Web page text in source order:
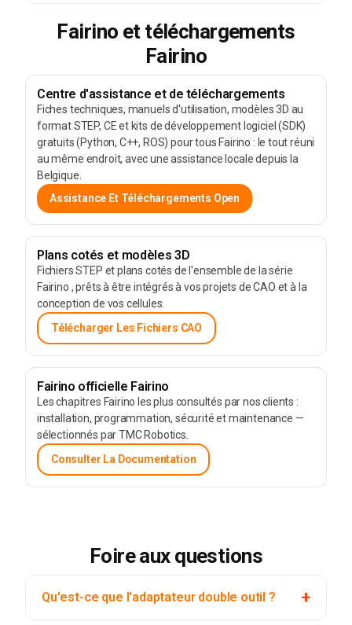
Fairino et téléchargements
Fairino
Centre d'assistance et de téléchargements
Fiches techniques, manuels d'utilisation, modèles 3D au
format STEP, CE et kits de développement logiciel (SDK)
gratuits (Python, C++, ROS) pour tous Fairino : le tout réuni
au même endroit, avec une assistance locale depuis la
Belgique.
Assistance Et Téléchargements Open
Plans cotés et modèles 3D
Fichiers STEP et plans cotés de l'ensemble de la série
Fairino , prêts à être intégrés à vos projets de CAO et à la
conception de vos cellules.
Télécharger Les Fichiers CAO
Fairino officielle Fairino
Les chapitres Fairino les plus consultés par nos clients :
installation, programmation, sécurité et maintenance —
sélectionnés par TMC Robotics.
Consulter La Documentation
Foire aux questions
Qu'est-ce que l'adaptateur double outil ?